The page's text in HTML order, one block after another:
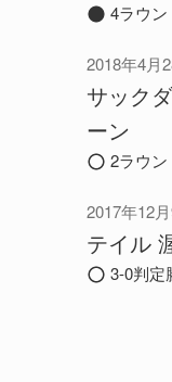
4ラウン
2018年4月
サック
ーン
2ラウン
2017年12
テイル
3-0判定